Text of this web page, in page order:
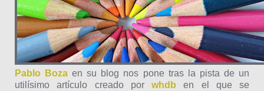
Pablo Boza en su blog nos pone tras la pista de un
utilísimo artículo creado por whdb en el que se